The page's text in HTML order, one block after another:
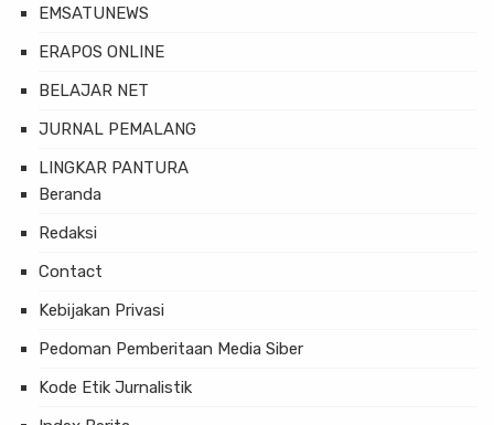
EMSATUNEWS
ERAPOS ONLINE
BELAJAR NET
JURNAL PEMALANG
LINGKAR PANTURA
Beranda
Redaksi
Contact
Kebijakan Privasi
Pedoman Pemberitaan Media Siber
Kode Etik Jurnalistik